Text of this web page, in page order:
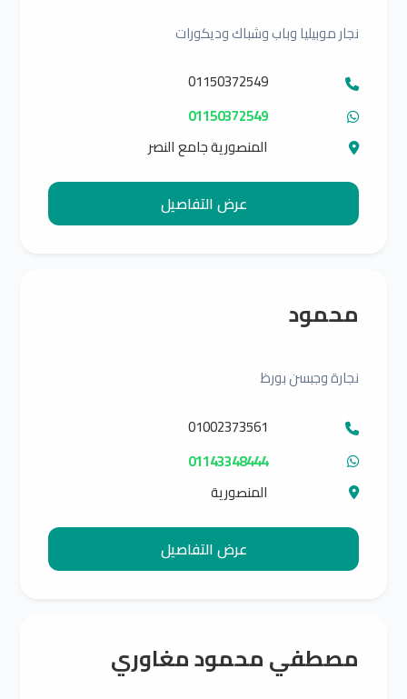
نجار موبيليا وباب وشباك وديكورات
01150372549
01150372549
المنصورية جامع النصر
عرض التفاصيل
محمود
نجارة وجبسن بورظ
01002373561
01143348444
المنصورية
عرض التفاصيل
مصطفي محمود مغاوري